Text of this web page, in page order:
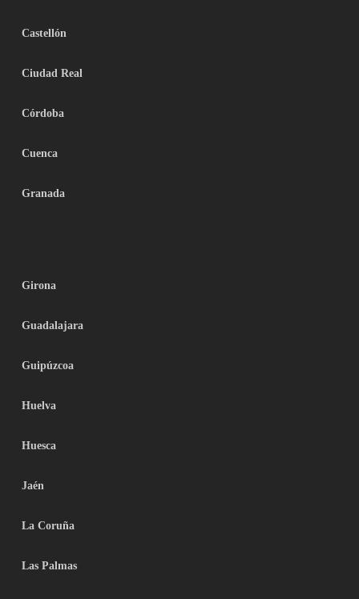
Castellón
Ciudad Real
Córdoba
Cuenca
Granada
Girona
Guadalajara
Guipúzcoa
Huelva
Huesca
Jaén
La Coruña
Las Palmas